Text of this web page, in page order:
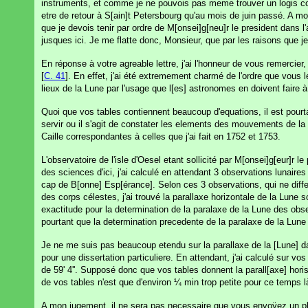
instruments, et comme je ne pouvois pas meme trouver un logis
etre de retour à S[ain]t Petersbourg qu'au mois de juin passé. A
que je devois tenir par ordre de M[onsei]g[neu]r le president dans
jusques ici. Je me flatte donc, Monsieur, que par les raisons que
En réponse à votre agreable lettre, j'ai l'honneur de vous
[C. 41 ]. En effet, j'ai été extremement charmé de l'ordre que vous
lieux de la Lune par l'usage que l[es] astronomes en doivent
Quoi que vos tables contiennent beaucoup d'equations, il est
servir ou il s'agit de constater les elements des mouvements de
Caille correspondantes à celles que j'ai fait en 1752 et 1753.
L'observatoire de l'isle d'Oesel etant sollicité par M[onsei]g[eur]r
des sciences d'ici, j'ai calculé en attendant 3 observations
cap de B[onne] Esp[érance]. Selon ces 3 observations, qui ne
des corps célestes, j'ai trouvé la parallaxe horizontale de la Lune
exactitude pour la determination de la paralaxe de la Lune des
pourtant que la determination precedente de la paralaxe de la
Je ne me suis pas beaucoup etendu sur la parallaxe de la [Lune]
pour une dissertation particuliere. En attendant, j'ai calculé sur
de 59' 4''. Supposé donc que vos tables donnent la parall[axe]
de vos tables n'est que d'environ ¼ min trop petite pour ce
A mon jugement, il ne sera pas necessaire que vous envoÿez un